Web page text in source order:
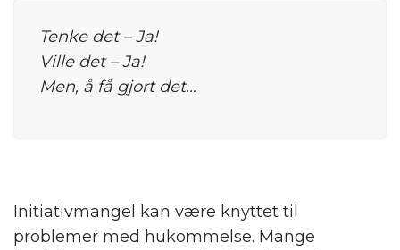
Tenke det – Ja!
Ville det – Ja!
Men, å få gjort det…
Initiativmangel kan være knyttet til
problemer med hukommelse. Mange